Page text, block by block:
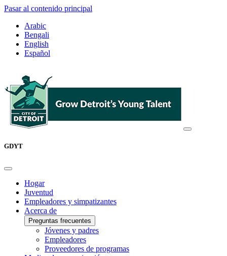
Pasar al contenido principal
Arabic
Bengali
English
Español
GDYT
Hogar
Juventud
Empleadores y simpatizantes
Acerca de
Preguntas frecuentes
Jóvenes y padres
Empleadores
Proveedores de programas